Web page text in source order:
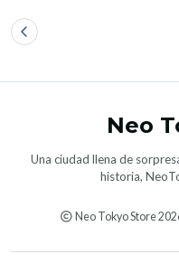
Neo
Una ciudad llena de
historia,
Neo Tokyo Store